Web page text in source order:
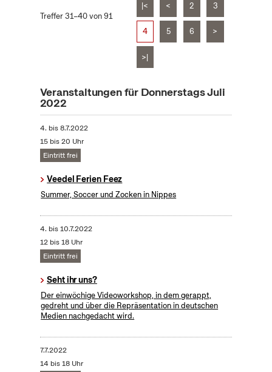
Treffer 31–40 von 91
|< < 2 3
4 5 6 >
>|
Veranstaltungen für Donnerstags Juli
2022
4. bis8.7.2022
15 bis 20 Uhr
Eintritt frei
Veedel Ferien Feez
Summer, Soccer und Zocken in Nippes
4. bis10.7.2022
12 bis 18 Uhr
Eintritt frei
Seht ihr uns?
Der einwöchige Videoworkshop, in dem gerappt,
gedreht und über die Repräsentation in deutschen
Medien nachgedacht wird.
7.7.2022
14 bis 18 Uhr